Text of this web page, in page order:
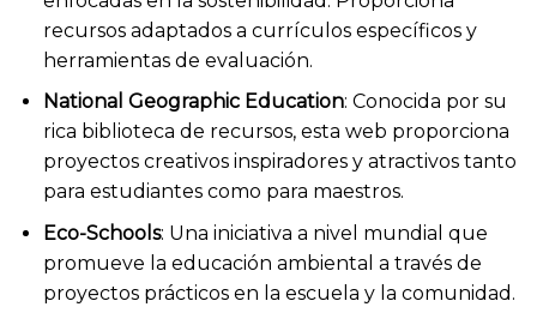
recursos adaptados a currículos específicos y
herramientas de evaluación.
National Geographic Education: Conocida por su
rica biblioteca de recursos, esta web proporciona
proyectos creativos inspiradores y atractivos tanto
para estudiantes como para maestros.
Eco-Schools: Una iniciativa a nivel mundial que
promueve la educación ambiental a través de
proyectos prácticos en la escuela y la comunidad.